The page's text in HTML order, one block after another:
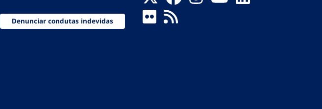
Denunciar condutas indevidas